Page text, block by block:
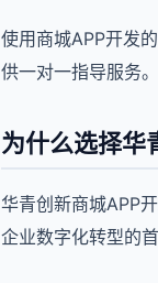
使用商城APP开发
供一对一指导服务。
为什么选择华
华青创新商城APP
企业数字化转型的首